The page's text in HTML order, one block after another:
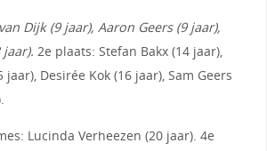
Dijk (9 jaar), Aaron Geers (9 jaar),
jaar). 2e plaats: Stefan Bakx (14 jaar),
Desirée Kok (16 jaar), Sam Geers
Lucinda Verheezen (20 jaar). 4e